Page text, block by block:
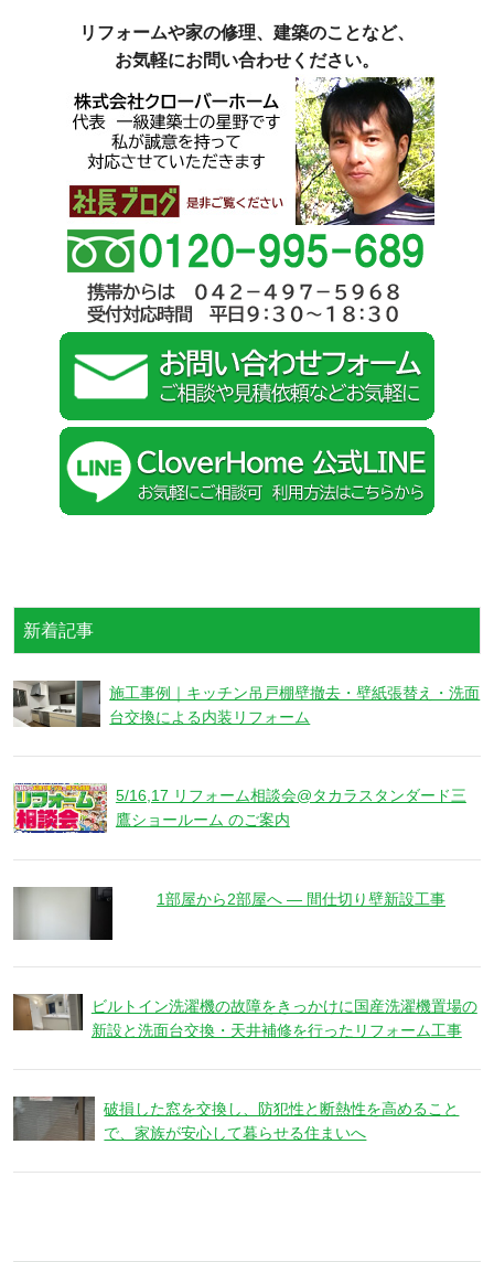
リフォームや家の修理、建築のことなど、
お気軽にお問い合わせください。
新着記事
施工事例｜キッチン吊戸棚壁撤去・壁紙張替え・洗面
台交換による内装リフォーム
5/16,17 リフォーム相談会@タカラスタンダード三
鷹ショールーム のご案内
1部屋から2部屋へ ― 間仕切り壁新設工事
ビルトイン洗濯機の故障をきっかけに国産洗濯機置場の
新設と洗面台交換・天井補修を行ったリフォーム工事
破損した窓を交換し、防犯性と断熱性を高めること
で、家族が安心して暮らせる住まいへ